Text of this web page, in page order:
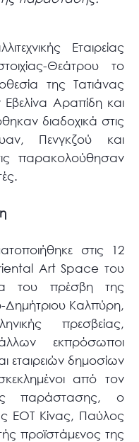
Εταιρείας
Θεάτρου το
της Τατιάνας
Αραπίδη και
διαδοχικά στις
Πενγκζού και
παρακολούθησαν
στις 12
Art Space του
του πρέσβη της
Δημήτριου Καλπύρη,
πρεσβείας,
εκπρόσωποι
εταιρειών δημοσίων
από τον
παράστασης, ο
ΕΟΤ Κίνας, Παύλος
προϊστάμενος της